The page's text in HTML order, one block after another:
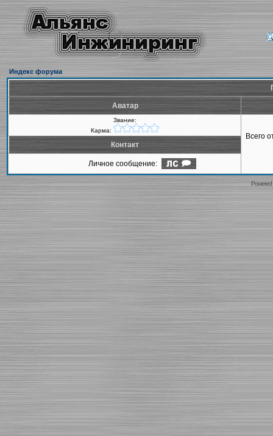
Индекс форума
Аватар
Звание:
Карма:
Всего
Контакт
Личное сообщение: